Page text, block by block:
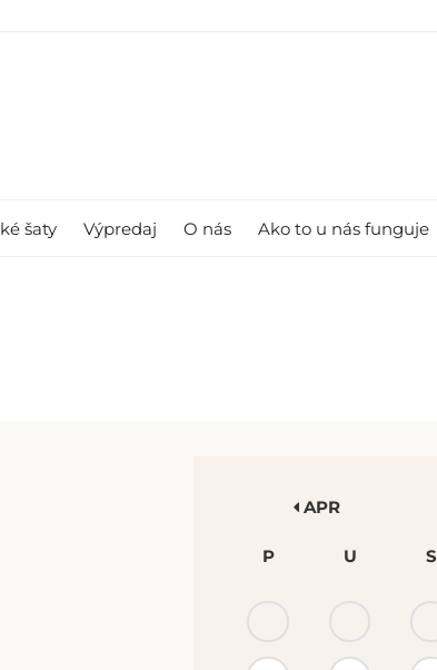
šaty Výpredaj O nás Ako to u nás funguje
KALENDÁR
PODUJATÍ
APR
P U S